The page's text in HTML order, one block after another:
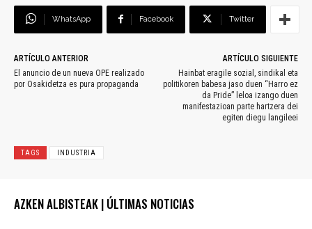
WhatsApp Facebook Twitter
ARTÍCULO ANTERIOR
El anuncio de un nueva OPE realizado
por Osakidetza es pura propaganda
ARTÍCULO SIGUIENTE
Hainbat eragile sozial, sindikal eta
politikoren babesa jaso duen “Harro ez
da Pride” leloa izango duen
manifestazioan parte hartzera dei
egiten diegu langileei
TAGS INDUSTRIA
AZKEN ALBISTEAK | ÚLTIMAS NOTICIAS